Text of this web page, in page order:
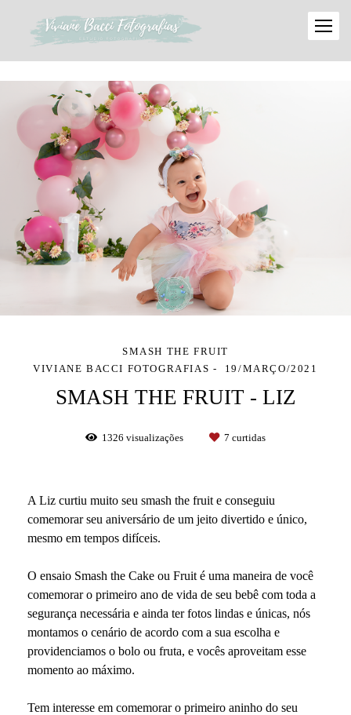
SMASH THE FRUIT
VIVIANE BACCI FOTOGRAFIAS
19/MARÇO/2021
SMASH THE FRUIT - LIZ
1326 visualizações 7 curtidas
A Liz curtiu muito seu smash the fruit e conseguiu
comemorar seu aniversário de um jeito divertido e único,
mesmo em tempos difíceis.
O ensaio Smash the Cake ou Fruit é uma maneira de você
comemorar o primeiro ano de vida de seu bebê com toda a
segurança necessária e ainda ter fotos lindas e únicas, nós
montamos o cenário de acordo com a sua escolha e
providenciamos o bolo ou fruta, e vocês aproveitam esse
momento ao máximo.
Tem interesse em comemorar o primeiro aninho do seu